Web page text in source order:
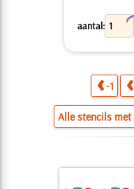
aantal:
-1
Alle stencils